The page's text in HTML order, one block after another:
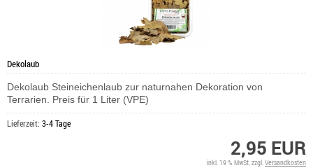
Dekolaub
Dekolaub Steineichenlaub zur naturnahen Dekoration von
Terrarien. Preis für 1 Liter (VPE)
Lieferzeit: 3-4 Tage
2,95 EUR
inkl. 19 % MwSt. zzgl.Versandkosten